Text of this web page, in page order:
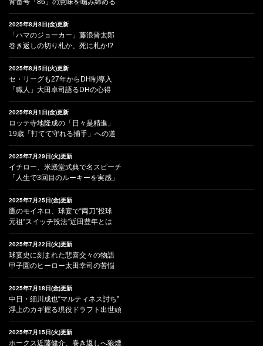
背番号「86」の意味を噛み締める
2025年8月8日(金)更新
「ハマのジョーカー」藤浪晋太郎
巻き返しの切り札か、死に札か!?
2025年8月5日(火)更新
セ・リーグも27年からDH制導入
「職人」大田卓司語るDHの心得
2025年8月1日(金)更新
ロッテ寺地隆成の「日々是精進」
19歳「打てて守れる捕手」への道
2025年7月29日(火)更新
イチロー、米殿堂式典で名スピーチ
「人生で3回目のルーキーを実感」
2025年7月25日(金)更新
鷹のモイネロ、球宴で“両刀”投球
元祖“スイッチ投法”近田豊年とは
2025年7月22日(火)更新
球宴史に刻まれた悲喜交々の物語
甲子園のヒーロー太田幸司の苦悩
2025年7月18日(金)更新
中日・細川成也“マルティネス討ち”
浮上のカギ握る現役ドラフト出世頭
2025年7月15日(火)更新
ホークス近藤健介、巻き返しへ狼煙